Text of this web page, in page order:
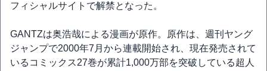
フィシャルサイトで解禁となった。
GANTZは奥浩哉による漫画が原作。原作は、週刊ヤング
ジャンプで2000年7月から連載開始され、現在発売されて
いるコミックス27巻が累計1,000万部を突破している超人